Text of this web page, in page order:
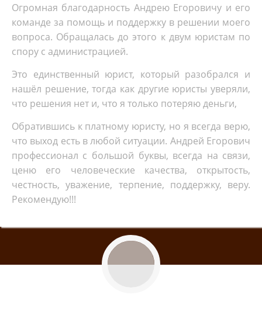
Огромная благодарность Андрею Егоровичу и его
команде за помощь и поддержку в решении моего
вопроса. Обращалась до этого к двум юристам по
спору с администрацией.
Это единственный юрист, который разобрался и
нашёл решение, тогда как другие юристы уверяли,
что решения нет и, что я только потеряю деньги,
Обратившись к платному юристу, но я всегда верю,
что выход есть в любой ситуации. Андрей Егорович
профессионал с большой буквы, всегда на связи,
ценю его человеческие качества, открытость,
честность, уважение, терпение, поддержку, веру.
Рекомендую!!!